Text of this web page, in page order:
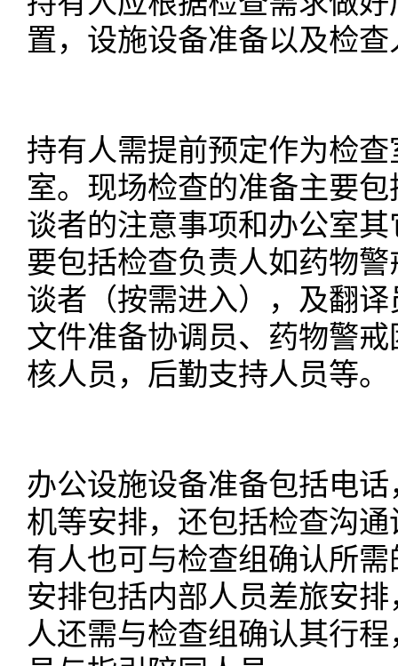
置，设施设备准备以及检
持有人需提前预定作为检
室。现场检查的准备主要
谈者的注意事项和办公室
要包括检查负责人如药物
谈者（按需进入），及翻
文件准备协调员、药物警
核人员，后勤支持人员等。
办公设施设备准备包括电
机等安排，还包括检查沟
有人也可与检查组确认所
安排包括内部人员差旅安
人还需与检查组确认其行